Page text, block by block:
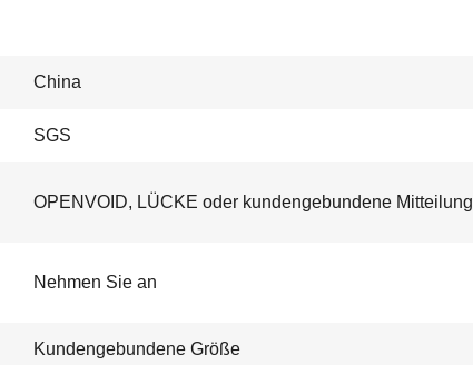
China
SGS
OPENVOID, LÜCKE oder kundengebundene Mitteilung
Nehmen Sie an
Kundengebundene Größe